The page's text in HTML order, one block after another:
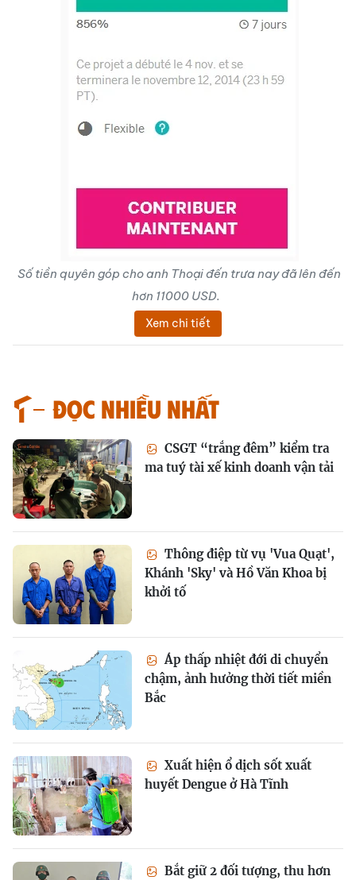
Số tiền quyên góp cho anh Thoại đến trưa nay đã lên đến
hơn 11000 USD.
Xem chi tiết
Đọc nhiều nhất
CSGT “trắng đêm” kiểm tra
ma tuý tài xế kinh doanh vận tải
Thông điệp từ vụ 'Vua Quạt',
Khánh 'Sky' và Hồ Văn Khoa bị
khởi tố
Áp thấp nhiệt đới di chuyển
chậm, ảnh hưởng thời tiết miền
Bắc
Xuất hiện ổ dịch sốt xuất
huyết Dengue ở Hà Tĩnh
Bắt giữ 2 đối tượng, thu hơn